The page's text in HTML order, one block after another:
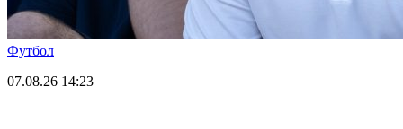
Футбол
07.08.26 14:23